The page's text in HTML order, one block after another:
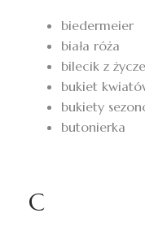
biedermeier
biała róża
bilecik z
bukiet
bukiety
butonierka
C